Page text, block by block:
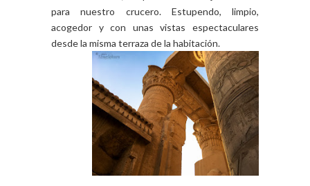
para nuestro crucero. Estupendo, limpio,
acogedor y con unas vistas espectaculares
desde la misma terraza de la habitación.